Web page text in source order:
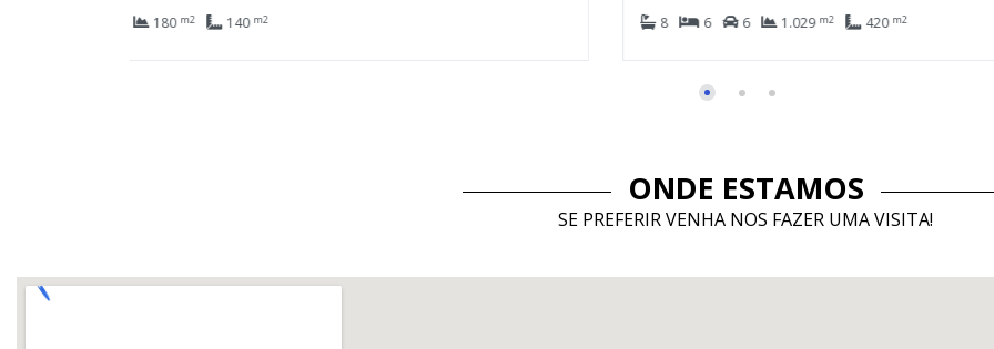
8 6 6 3 4 2
ONDE ESTAMOS
SE PREFERIR VENHA NOS FAZER UMA VISITA!